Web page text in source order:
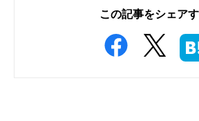
この記事をシェア